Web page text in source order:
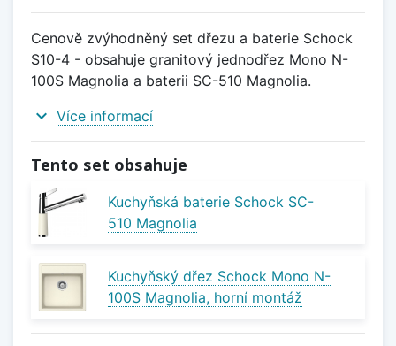
Cenově zvýhodněný set dřezu a baterie Schock
S10-4 - obsahuje granitový jednodřez Mono N-
100S Magnolia a baterii SC-510 Magnolia.
expand_more Více informací
Tento set obsahuje
Kuchyňská baterie Schock SC-
510 Magnolia
Kuchyňský dřez Schock Mono N-
100S Magnolia, horní montáž